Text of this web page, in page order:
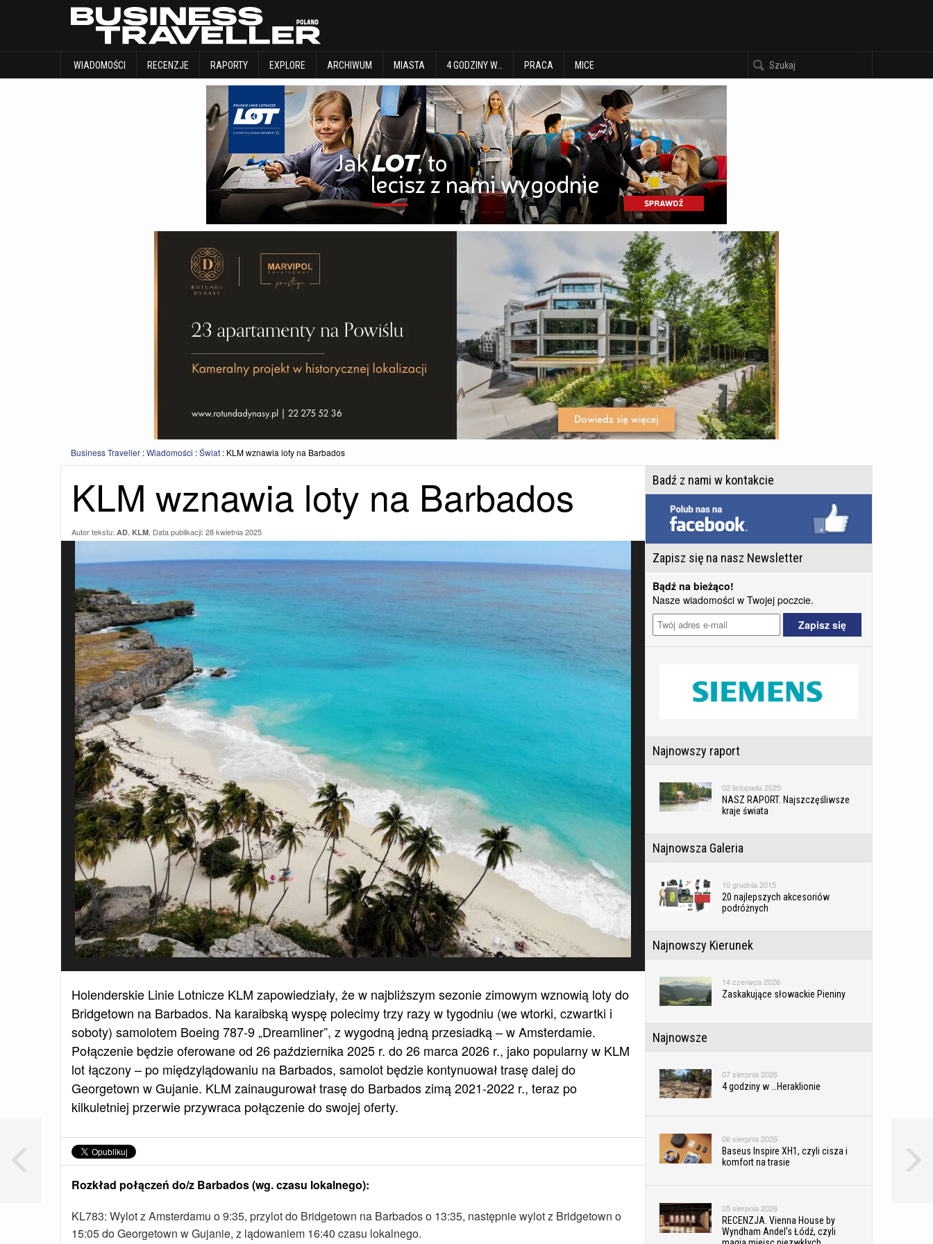
WIADOMOŚCI RECENZJE RAPORTY EXPLORE ARCHIWUM MIASTA 4 GODZINY W… PRACA MICE
WIADOMOŚCI RECENZJE
Business Traveller :Wiadomości :Świat : KLM wznawia loty na Barbados
KLM wznawia loty na Barbados
Autor tekstu: AD, KLM, Data publikacji: 28 kwietnia 2025
Holenderskie Linie Lotnicze KLM zapowiedziały, że w najbliższym sezonie zimowym wznowią loty do
Bridgetown na Barbados. Na karaibską wyspę polecimy trzy razy w tygodniu (we wtorki, czwartki i
soboty) samolotem Boeing 787-9 „Dreamliner”, z wygodną jedną przesiadką – w Amsterdamie.
Połączenie będzie oferowane od 26 października 2025 r. do 26 marca 2026 r., jako popularny w KLM
lot łączony – po międzylądowaniu na Barbados, samolot będzie kontynuował trasę dalej do
Georgetown w Gujanie. KLM zainaugurował trasę do Barbados zimą 2021-2022 r., teraz po
kilkuletniej przerwie przywraca połączenie do swojej oferty.
Rozkład połączeń do/z Barbados (wg. czasu lokalnego):
KL783: Wylot z Amsterdamu o 9:35, przylot do Bridgetown na Barbados o 13:35, następnie wylot z Bridgetown o
15:05 do Georgetown w Gujanie, z lądowaniem 16:40 czasu lokalnego.
Badź z nami w kontakcie
Zapisz się na nasz Newsletter
Bądź na bieżąco!
Nasze wiadomości w Twojej poczcie.
Najnowszy raport
02 listopada 2025
NASZ RAPORT. Najszczęśliwsze
kraje świata
Najnowsza Galeria
10 grudnia 2015
20 najlepszych akcesoriów
podróżnych
Najnowszy Kierunek
14 czerwca 2026
Zaskakujące słowackie Pieniny
Najnowsze
07 sierpnia 2026
4 godziny w …Heraklionie
06 sierpnia 2026
Baseus Inspire XH1, czyli cisza i
komfort na trasie
05 sierpnia 2026
RECENZJA. Vienna House by
Wyndham Andel’s Łódź, czyli